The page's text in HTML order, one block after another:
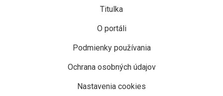
Titulka
O portáli
Podmienky používania
Ochrana osobných údajov
Nastavenia cookies